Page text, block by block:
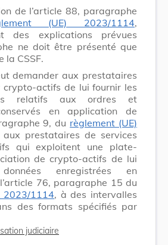
de l’article 88, paragraphe
(UE) 2023/1114,
des explications prévues
ne doit être présenté que
la CSSF.
demander aux prestataires
crypto-actifs de lui fournir les
relatifs aux ordres et
en application de
9, du règlement (UE)
prestataires de services
qui exploitent une plate-
de crypto-actifs de lui
enregistrées en
76, paragraphe 15 du
2023/1114, à des intervalles
des formats spécifiés par
judiciaire